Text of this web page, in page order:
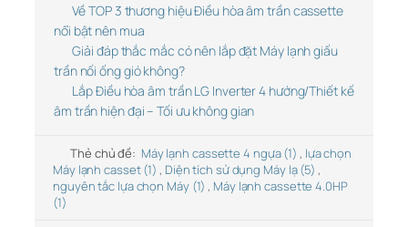
Về TOP 3 thương hiệu Điều hòa âm trần cassette
nổi bật nên mua
Giải đáp thắc mắc có nên lắp đặt Máy lạnh giấu
trần nối ống gió không?
Lắp Điều hòa âm trần LG Inverter 4 hướng/Thiết kế
âm trần hiện đại – Tối ưu không gian
Thẻ chủ đề: Máy lạnh cassette 4 ngựa (1) , lựa chọn
Máy lạnh casset (1), Diện tích sử dụng Máy lạ (5) ,
nguyên tắc lựa chọn Máy (1), Máy lạnh cassette 4.0HP
(1)